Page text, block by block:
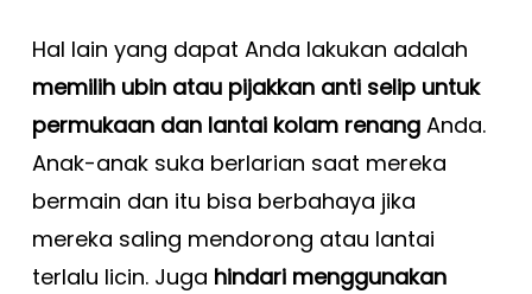
Hal lain yang dapat Anda lakukan adalah
memilih ubin atau pijakkan anti selip untuk
permukaan dan lantai kolam renangAnda.
Anak-anak suka berlarian saat mereka
bermain dan itu bisa berbahaya jika
mereka saling mendorong atau lantai
terlalu licin. Juga hindari menggunakan